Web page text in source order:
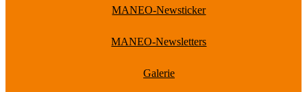
MANEO-Newsticker
MANEO-Newsletters
Galerie